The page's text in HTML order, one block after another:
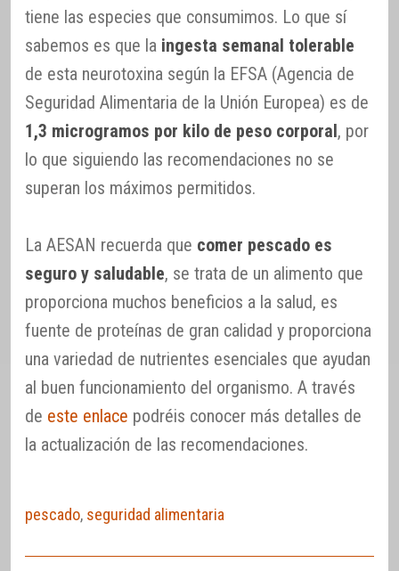
tiene las especies que consumimos. Lo que sí
sabemos es que la ingesta semanal tolerable
de esta neurotoxina según la EFSA (Agencia de
Seguridad Alimentaria de la Unión Europea) es de
1,3 microgramos por kilo de peso corporal, por
lo que siguiendo las recomendaciones no se
superan los máximos permitidos.
La AESAN recuerda que comer pescado es
seguro y saludable, se trata de un alimento que
proporciona muchos beneficios a la salud, es
fuente de proteínas de gran calidad y proporciona
una variedad de nutrientes esenciales que ayudan
al buen funcionamiento del organismo. A través
de este enlace podréis conocer más detalles de
la actualización de las recomendaciones.
pescado, seguridad alimentaria